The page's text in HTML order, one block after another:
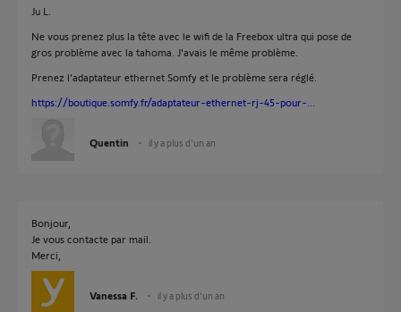
Ju L.
Ne vous prenez plus la tête avec le wifi de la Freebox ultra qui pose de
gros problème avec la tahoma. J'avais le même problème.
Prenez l'adaptateur ethernet Somfy et le problème sera réglé.
https://boutique.somfy.fr/adaptateur-ethernet-rj-45-pour-...
Quentin il y a plus d'un an
Bonjour,
Je vous contacte par mail.
Merci,
Vanessa F. il y a plus d'un an